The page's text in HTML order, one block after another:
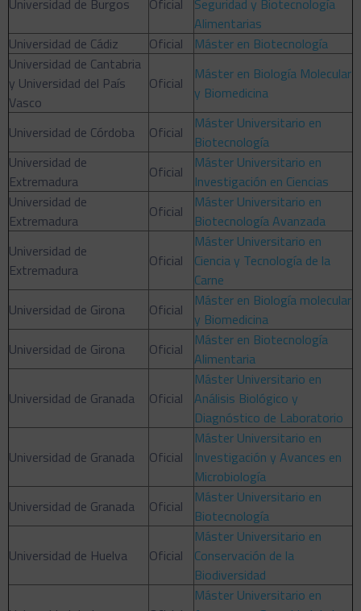
Universidad de Burgos Oficial
Seguridad y Biotecnología
Alimentarias
Universidad de Cádiz
Oficial
Máster en Biotecnología
Universidad de Cantabria
y Universidad del País
Vasco
Oficial
Máster en Biología Molecular
y Biomedicina
Universidad de Córdoba Oficial
Máster Universitario en
Biotecnología
Universidad de
Extremadura
Oficial
Máster Universitario en
Investigación en Ciencias
Universidad de
Extremadura
Oficial
Máster Universitario en
Biotecnología Avanzada
Universidad de
Extremadura
Oficial
Máster Universitario en
Ciencia y Tecnología de la
Carne
Universidad de Girona
Oficial
Máster en Biología molecular
y Biomedicina
Universidad de Girona
Oficial
Máster en Biotecnología
Alimentaria
Universidad de Granada Oficial
Máster Universitario en
Análisis Biológico y
Diagnóstico de Laboratorio
Universidad de Granada Oficial
Máster Universitario en
Investigación y Avances en
Microbiología
Universidad de Granada
Oficial
Máster Universitario en
Biotecnología
Universidad de Huelva Oficial
Máster Universitario en
Conservación de la
Biodiversidad
Máster Universitario en